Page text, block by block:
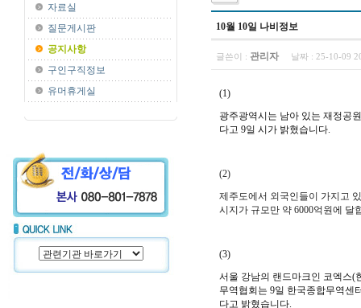
자료실
질문게시판
공지사항
구인구직정보
유머휴게실
10월 10일 나비정보
글쓴이 : 관리자 날짜 : 25-10-09
(1)
광주광역시는 남아 있는 재정공
다고 9일 시가 밝혔습니다.
(2)
제주도에서 외국인들이 가지고
시지가 규모만 약 6000억원에 달
(3)
서울 강남의 랜드마크인 코엑스(
무역협회는 9일 한국종합무역센
다고 밝혔습니다.